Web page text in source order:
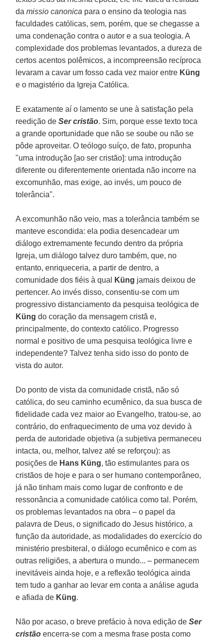
damissio canonica para o ensino da teologia nas
faculdades católicas, sem, porém, que se chegasse a
uma condenação contra o autor e a sua teologia. A
complexidade dos problemas levantados, a dureza de
certos acentos polêmicos, a incompreensão recíproca
levaram a cavar um fosso cada vez maior entre Küng
e o magistério da Igreja Católica.
E exatamente aí o lamento se une à satisfação pela
reedição deSer cristão. Sim, porque esse texto toca
a grande oportunidade que não se soube ou não se
pôde aproveitar. O teólogo suíço, de fato, propunha
"uma introdução [ao ser cristão]: uma introdução
diferente ou diferentemente orientada não incorre na
excomunhão, mas exige, ao invés, um pouco de
tolerância".
A excomunhão não veio, mas a tolerância também se
manteve escondida: ela podia desencadear um
diálogo extremamente fecundo dentro da própria
Igreja, um diálogo talvez duro também, que, no
entanto, enriqueceria, a partir de dentro, a
comunidade dos fiéis à qual
Küng jamais deixou de
pertencer. Ao invés disso, consentiu-se com um
progressivo distanciamento da pesquisa teológica de
Küngdo coração da mensagem cristã e,
principalmente, do contexto católico. Progresso
normal e positivo de uma pesquisa teológica livre e
independente? Talvez tenha sido isso do ponto de
vista do autor.
Do ponto de vista da comunidade cristã, não só
católica, do seu caminho ecumênico, da sua busca de
fidelidade cada vez maior ao Evangelho, tratou-se, ao
contrário, do enfraquecimento de uma voz devido à
perda de autoridade objetiva (a subjetiva permaneceu
intacta, ou, melhor, talvez até se reforçou): as
posições de Hans Küng, tão estimulantes para os
cristãos de hoje e para o ser humano contemporâneo,
já não tinham mais como lugar de confronto e de
ressonância a comunidade católica como tal. Porém,
os problemas levantados na obra – o papel da
palavra de Deus, o significado do Jesus histórico, a
função da autoridade, as modalidades do exercício do
ministério presbiteral, o diálogo ecumênico e com as
outras religiões, a abertura o mundo... – permanecem
inevitáveis ainda hoje, e a reflexão teológica ainda
tem tudo a ganhar ao levar em conta a análise aguda
e afiada de Küng.
Não por acaso, o breve prefácio à nova edição deSer
cristão encerra-se com a mesma frase posta como